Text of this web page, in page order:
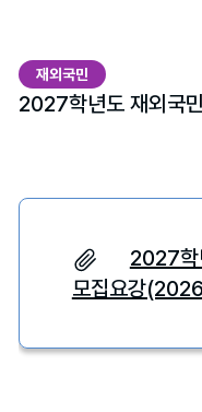
재외국민
2027학년도 재외국
2027학
모집요강